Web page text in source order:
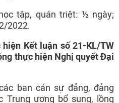
tập, quán triệt: ½ ngày;
2022.
Kết luận số 21-KL/TW
thực hiện Nghị quyết Đại
ban cán sự đảng, đảng
Trung ương bổ sung, lồng